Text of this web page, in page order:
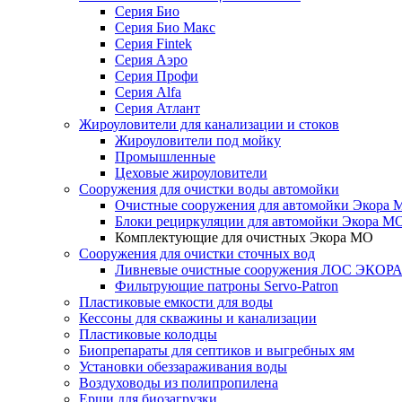
Серия Био
Серия Био Макс
Серия Fintek
Серия Аэро
Серия Профи
Серия Alfa
Серия Атлант
Жироуловители для канализации и стоков
Жироуловители под мойку
Промышленные
Цеховые жироуловители
Сооружения для очистки воды автомойки
Очистные сооружения для автомойки Экора
Блоки рециркуляции для автомойки Экора
Комплектующие для очистных Экора МО
Сооружения для очистки сточных вод
Ливневые очистные сооружения ЛОС ЭКОРА
Фильтрующие патроны Servo-Patron
Пластиковые емкости для воды
Кессоны для скважины и канализации
Пластиковые колодцы
Биопрепараты для септиков и выгребных ям
Установки обеззараживания воды
Воздуховоды из полипропилена
Ерши для биозагрузки